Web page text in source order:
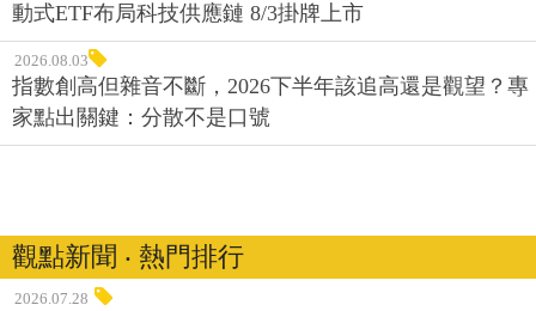
動式ETF布局科技供應鏈 8/3掛牌上市
2026.08.03
指數創高但雜音不斷，2026下半年該追高還是觀望？專
家點出關鍵：分散不是口號
觀點新聞 ‧ 熱門排行
2026.07.28